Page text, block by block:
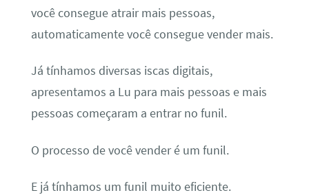
você consegue atrair mais pessoas,
automaticamente você consegue vender mais.
Já tínhamos diversas iscas digitais,
apresentamos a Lu para mais pessoas e mais
pessoas começaram a entrar no funil.
O processo de você vender é um funil.
E já tínhamos um funil muito eficiente.